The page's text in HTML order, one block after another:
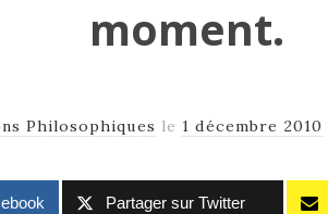
moment.
Philosophiques le 1 décembre 2010
Partager sur Twitter